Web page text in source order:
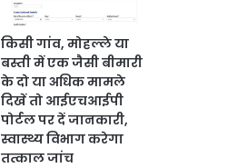
किसी गांव, मोहल्ले या
बस्ती में एक जैसी बीमारी
के दो या अधिक मामले
दिखें तो आईएचआईपी
पोर्टल पर दें जानकारी,
स्वास्थ्य विभाग करेगा
तत्काल जांच